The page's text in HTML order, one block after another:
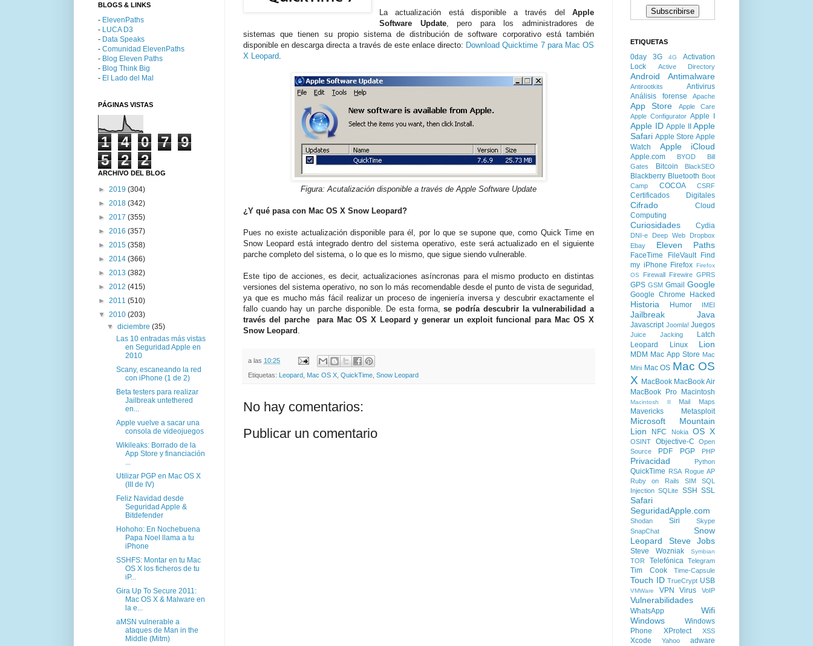
La actualización está disponible a través del Apple
Software Update, pero para los administradores de
sistemas que tienen su propio sistema de distribución de software corporativo está también
disponible en descarga directa a través de este enlace directo: Download Quicktime 7 para Mac OS
X Leopard.
Figura: Acutalización disponible a través de Apple Software Update
¿Y qué pasa con Mac OS X Snow Leopard?
Pues no existe actualización disponible para él, por lo que se supone que, como Quick Time en
Snow Leopard está integrado dentro del sistema operativo, este será actualizado en el siguiente
parche completo del sistema, o lo que es lo mismo, que sigue siendo vulnerable.
Este tipo de acciones, es decir, actualizaciones asíncronas para el mismo producto en distintas
versiones del sistema operativo, no son lo más recomendable desde el punto de vista de seguridad,
ya que es mucho más fácil realizar un proceso de ingeniería inversa y descubrir exactamente el
fallo cuando hay un parche disponible. De esta forma,se podría descubrir la vulnerabilidad a
través del parche para Mac OS X Leopard y generar un exploit funcional para Mac OS X
Snow Leopard .
a las 10:25
Etiquetas: Leopard Mac OS X QuickTime Snow Leopard
No hay comentarios:
Publicar un comentario
BLOGS & LINKS
- ElevenPaths
- LUCA D3
- Data Speaks
- Comunidad ElevenPaths
- Blog Eleven Paths
- Blog Think Big
- El Lado del Mal
PÁGINAS VISTAS
1 4 0 7
9
5
2 2
ARCHIVO DEL BLOG
► 2019 (304)
► 2018 (342)
► 2017 (355)
► 2016 (357)
► 2015 (358)
► 2014 (366)
► 2013 (382)
► 2012 (415)
► 2011 (510)
▼ 2010 (203)
▼diciembre(35)
Las 10 entradas más vistas
en Seguridad Apple en
2010
Scany, escaneando la red
con iPhone (1 de 2)
Beta testers para realizar
Jailbreak untethered
en...
Apple vuelve a sacar una
consola de videojuegos
Wikileaks: Borrado de la
App Store y financiación
Utilizar PGP en Mac OS X
(III de IV)
Feliz Navidad desde
Seguridad Apple &
Bitdefender
Hohoho: En Nochebuena
Papa Noel llama a tu
iPhone
SSHFS: Montar en tu Mac
OS X los ficheros de tu
iP...
Gira Up To Secure 2011:
Mac OS X & Malware en
la e...
aMSN vulnerable a
ataques de Man in the
Middle (Mitm)
ETIQUETAS
0day 3G 4G
Activation
Lock
Active Directory
Android Antimalware
Antirootkits
Antivirus
Análisis forense
Apache
App Store
Apple Care
Apple Configurator Apple I
Apple ID Apple II
Apple
Safari Apple Store Apple
Watch
Apple iCloud
Apple.com BYOD
Bill
Gates
Bitcoin BlackSEO
Blackberry Bluetooth Boot
Camp
COCOA CSRF
Certificados Digitales
Cifrado
Cloud
Computing
Curiosidades Cydia
DNI-e Deep Web
Dropbox
Ebay
Eleven Paths
FaceTime FileVault
Find
my iPhone Firefox Firefox
OS
Firewall Firewire GPRS
GPS GSM Gmail Google
Google Chrome Hacked
Historia Humor IMEI
Jailbreak Java
Javascript Joomla! Juegos
Juice Jacking
Latch
Leopard
Linux Lion
MDM Mac App Store Mac
Mini Mac OS Mac OS
X MacBook MacBook Air
MacBook Pro
Macintosh
Macintosh II Mail Maps
Mavericks Metasploit
Microsoft
Mountain
Lion
NFC Nokia OS X
OSINT Objective-C
Open
Source
PDF PGP PHP
Privacidad Python
QuickTime RSA Rogue AP
Ruby on Rails
SIM
SQL
Injection SQLite SSH SSL
Safari
SeguridadApple.com
Shodan Siri
Skype
SnapChat
Snow
Leopard
Steve Jobs
Steve Wozniak Symbian
TOR Telefónica Telegram
Tim Cook Time-Capsule
Touch ID TrueCrypt USB
VMWare VPN Virus VoIP
Vulnerabilidades
WhatsApp
Wifi
Windows
Windows
Phone
XProtect XSS
Xcode Yahoo adware